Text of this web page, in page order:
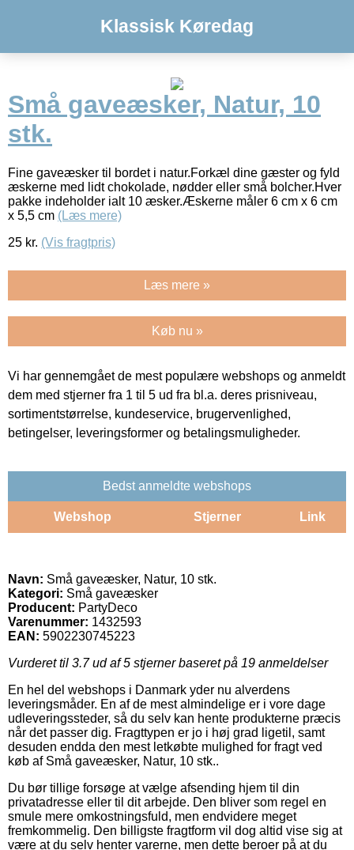
Klassisk Køredag
Små gaveæsker, Natur, 10
stk.
Fine gaveæsker til bordet i natur.Forkæl dine gæster og fyld
æskerne med lidt chokolade, nødder eller små bolcher.Hver
pakke indeholder ialt 10 æsker.Æskerne måler 6 cm x 6 cm
x 5,5 cm (Læs mere)
25 kr. (Vis fragtpris)
Læs mere »
Køb nu »
Vi har gennemgået de mest populære webshops og anmeldt
dem med stjerner fra 1 til 5 ud fra bl.a. deres prisniveau,
sortimentstørrelse, kundeservice, brugervenlighed,
betingelser, leveringsformer og betalingsmuligheder.
Bedst anmeldte webshops
Webshop Stjerner Link
Navn: Små gaveæsker, Natur, 10 stk.
Kategori: Små gaveæsker
Producent: PartyDeco
Varenummer: 1432593
EAN: 5902230745223
Vurderet til 3.7ud af 5 stjerner baseret på 19 anmeldelser
En hel del webshops i Danmark yder nu alverdens
leveringsmåder. En af de mest almindelige er i vore dage
udleveringssteder, så du selv kan hente produkterne præcis
når det passer dig. Fragttypen er jo i høj grad ligetil, samt
desuden endda den mest letkøbte mulighed for fragt ved
køb af Små gaveæsker, Natur, 10 stk..
Du bør tillige forsøge at vælge afsending hjem til din
privatadresse eller til dit arbejde. Den bliver som regel en
smule mere omkostningsfuld, men endvidere meget
fremkommelig. Den billigste fragtform vil dog altid vise sig at
være at du selv henter varerne, men dette beroer på at du